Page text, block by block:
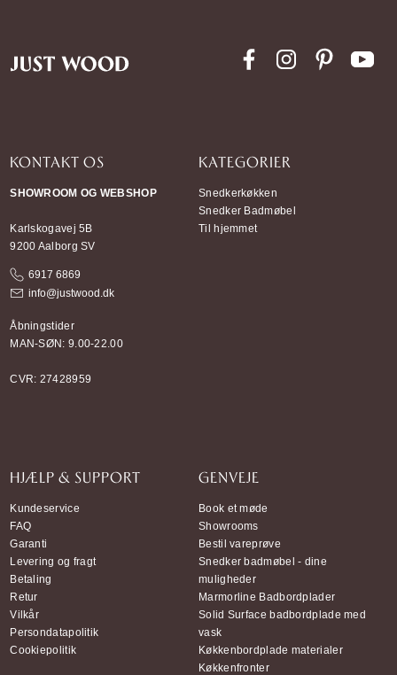
KONTAKT OS
SHOWROOM OG WEBSHOP
Karlskogavej 5B
9200 Aalborg SV
6917 6869
info@justwood.dk
Åbningstider
MAN-SØN: 9.00-22.00
CVR: 27428959
KATEGORIER
Snedkerkøkken
Snedker Badmøbel
Til hjemmet
HJÆLP & SUPPORT
Kundeservice
FAQ
Garanti
Levering og fragt
Betaling
Retur
Vilkår
Persondatapolitik
Cookiepolitik
GENVEJE
Book et møde
Showrooms
Bestil vareprøve
Snedker badmøbel - dine
muligheder
Marmorline Badbordplader
Solid Surface badbordplade med
vask
Køkkenbordplade materialer
Køkkenfronter